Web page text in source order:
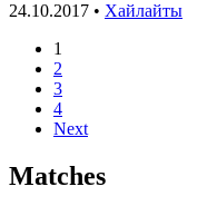
24.10.2017 • Хайлайты
1
2
3
4
Next
Matches